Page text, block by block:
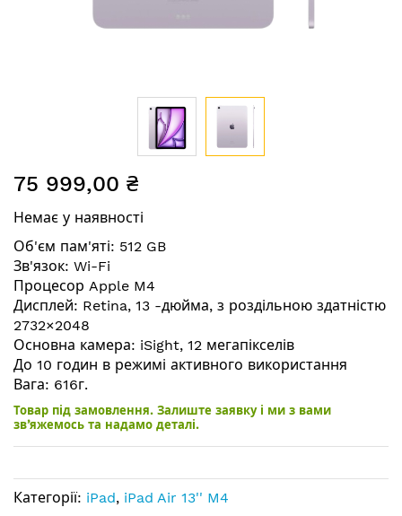
до
галереї
зображень
75 999,00 ₴
Немає у наявності
Об'єм пам'яті: 512 GB
Зв'язок: Wi-Fi
Процесор Apple M4
Дисплей: Retina, 13 -дюйма, з роздільною здатністю
2732×2048
Основна камера: iSight, 12 мегапікселів
До 10 годин в режимі активного використання
Вага: 616г.
Товар під замовлення. Залиште заявку і ми з вами
зв’яжемось та надамо деталі.
Категорії: iPad, iPad Air 13'' M4